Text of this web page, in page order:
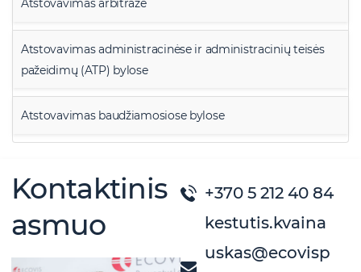
Atstovavimas arbitraže
Atstovavimas administracinėse ir administracinių teisės
pažeidimų (ATP) bylose
Atstovavimas baudžiamosiose bylose
Kontaktinis
asmuo
+370 5 212 40 84
kestutis.kvaina
uskas@ecovisp